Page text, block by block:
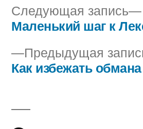
Навигация
по
записям
Предыдущая
Как избежать
Следующая запись
Маленький шаг к